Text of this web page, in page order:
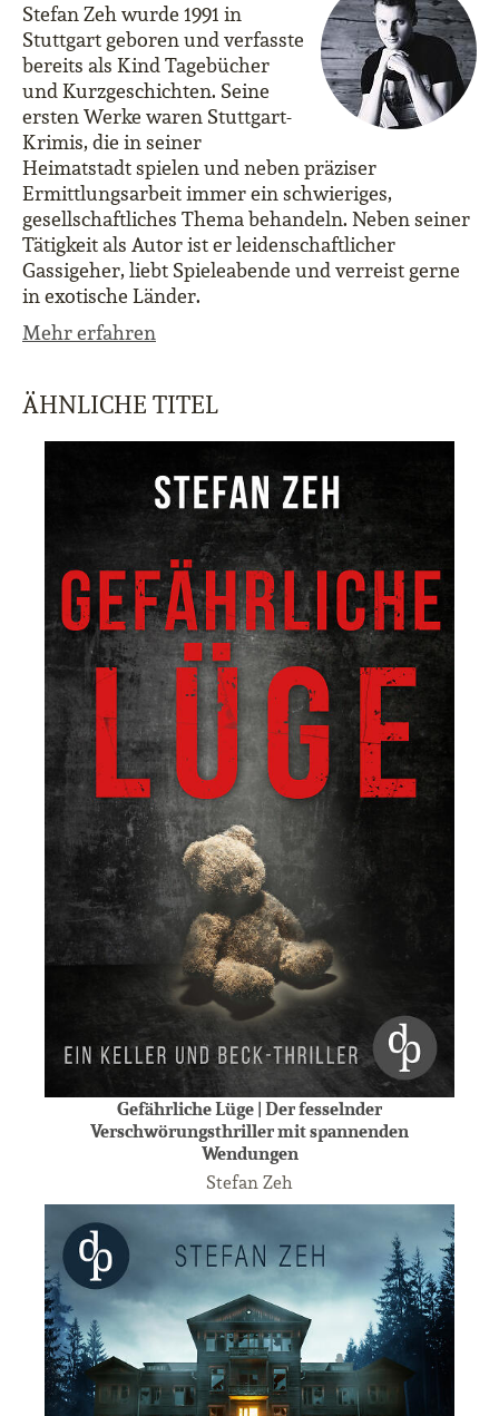
Stefan Zeh wurde 1991 in
Stuttgart geboren und verfasste
bereits als Kind Tagebücher
und Kurzgeschichten. Seine
ersten Werke waren Stuttgart-
Krimis, die in seiner
Heimatstadt spielen und neben präziser
Ermittlungsarbeit immer ein schwieriges,
gesellschaftliches Thema behandeln. Neben seiner
Tätigkeit als Autor ist er leidenschaftlicher
Gassigeher, liebt Spieleabende und verreist gerne
in exotische Länder.
Mehr erfahren
ÄHNLICHE TITEL
Gefährliche Lüge | Der fesselnder
Verschwörungsthriller mit spannenden
Wendungen
Stefan Zeh